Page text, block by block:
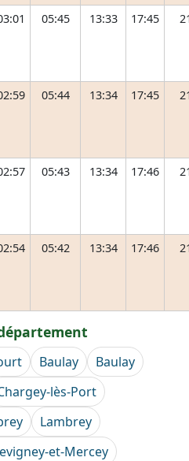
05:45 13:33 17:45
05:44 13:34 17:45
05:43 13:34 17:46
05:42 13:34 17:46
Baulay
Baulay
lès-Port
Lambrey
et-Mercey